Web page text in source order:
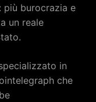
più burocrazia e
un reale
in
che